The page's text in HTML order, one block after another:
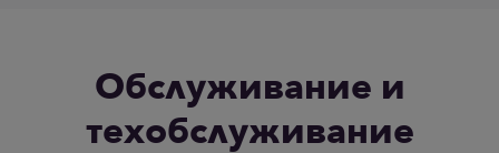
Обслуживание и
техобслуживание